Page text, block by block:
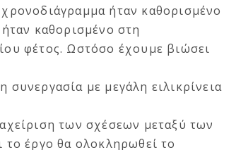
ήταν καθορισμένο
καθορισμένο στη
φέτος. Ωστόσο έχουμε βιώσει
με μεγάλη ειλικρίνεια
των σχέσεων μεταξύ των
το έργο θα ολοκληρωθεί το